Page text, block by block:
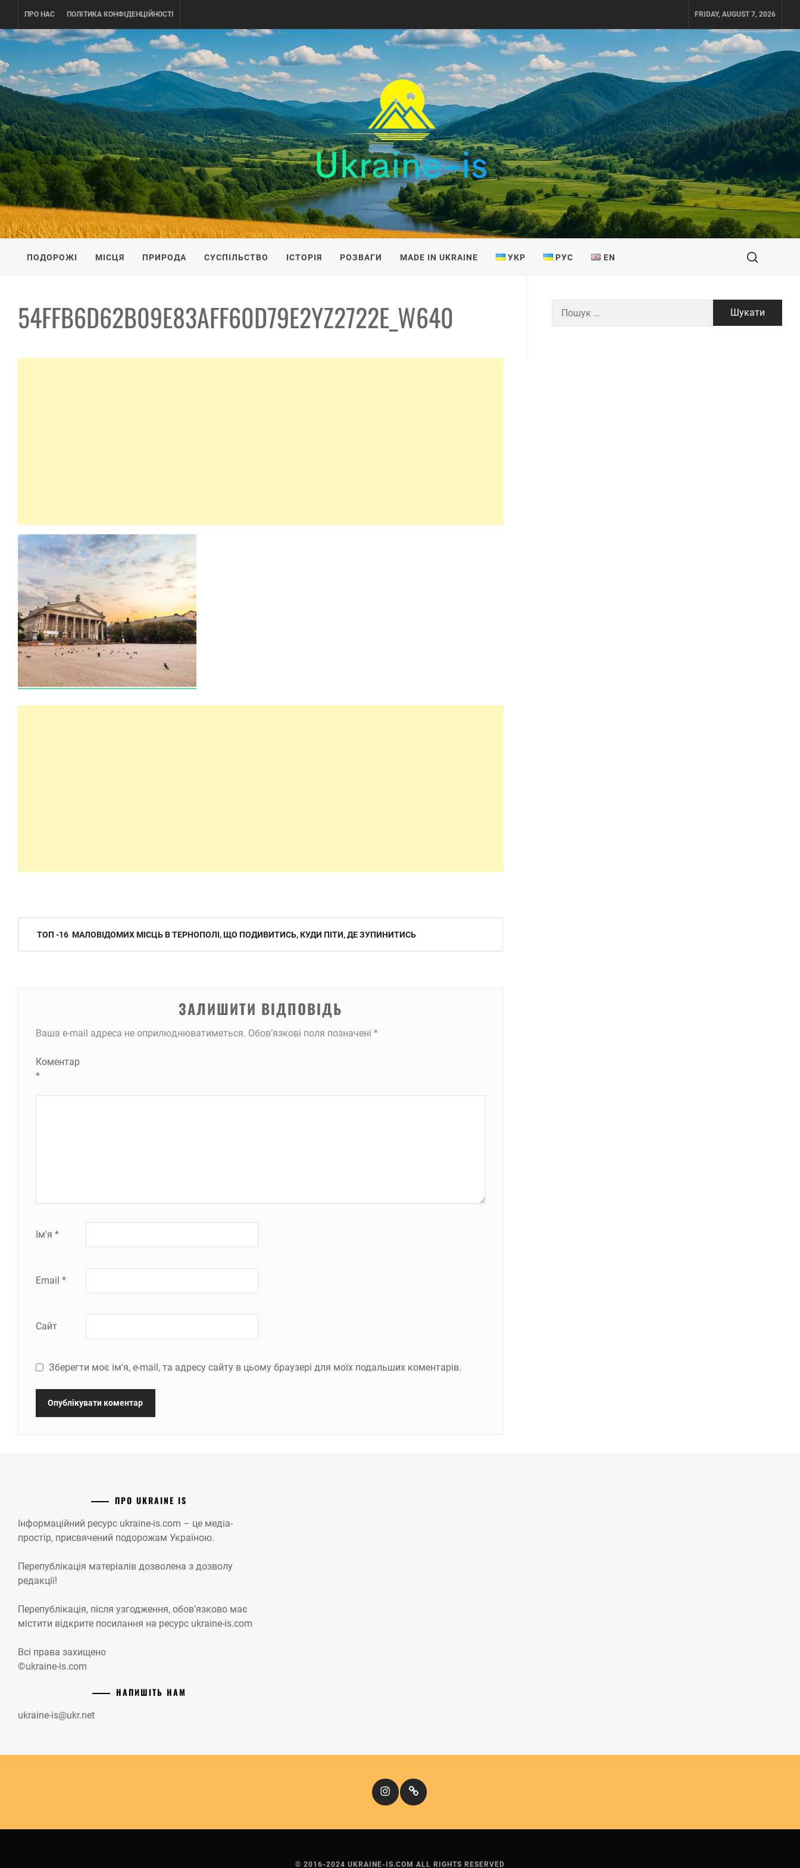
content
ПРО НАС ПОЛІТИКА КОНФІДЕНЦІЙНОСТІ FRIDAY, AUGUST 7, 2026
UKRAINE-IS
ПОДОРОЖI ПО УКРАЇНІ
ПОДОРОЖІ МІСЦЯ ПРИРОДА СУСПІЛЬСТВО ІСТОРІЯ РОЗВАГИ MADE IN UKRAINE УКР РУС EN
54FFB6D62B09E83AFF60D79E2YZ2722E_W640
Навігація
ТОП -16 МАЛОВІДОМИХ МІСЦЬ В ТЕРНОПОЛІ, ЩО ПОДИВИТИСЬ, КУДИ ПІТИ, ДЕ ЗУПИНИТИСЬ
ЗАЛИШИТИ ВІДПОВІДЬ
Ваша e-mail адреса не оприлюднюватиметься. Обов’язкові поля позначені *
Коментар
*
Ім'я *
Email *
Сайт
Зберегти моє ім'я, e-mail, та адресу сайту в цьому браузері для моїх подальших коментарів.
ПРО UKRAINE IS
Інформаційний ресурс ukraine-is.com – це медіа-
простір, присвячений подорожам Україною.
Перепублікація матеріалів дозволена з дозволу
редакції!
Перепублікація, після узгодження, обов’язково має
містити відкрите посилання на ресурс ukraine-is.com
Всі права захищено
©ukraine-is.com
НАПИШІТЬ НАМ
ukraine-is@ukr.net
InstagramКіномандри
© 2016-2024 UKRAINE-IS.COM ALL RIGHTS RESERVED